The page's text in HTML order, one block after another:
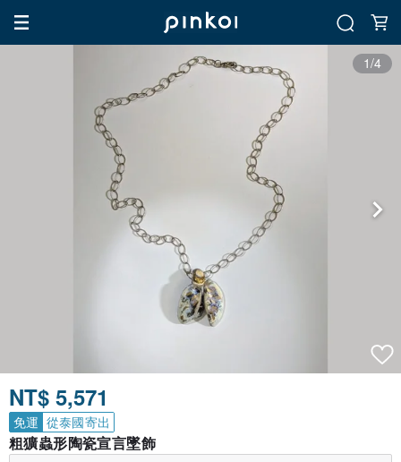
1/4
NT$ 5,571
免運 從泰國寄出
粗獷蟲形陶瓷宣言墜飾